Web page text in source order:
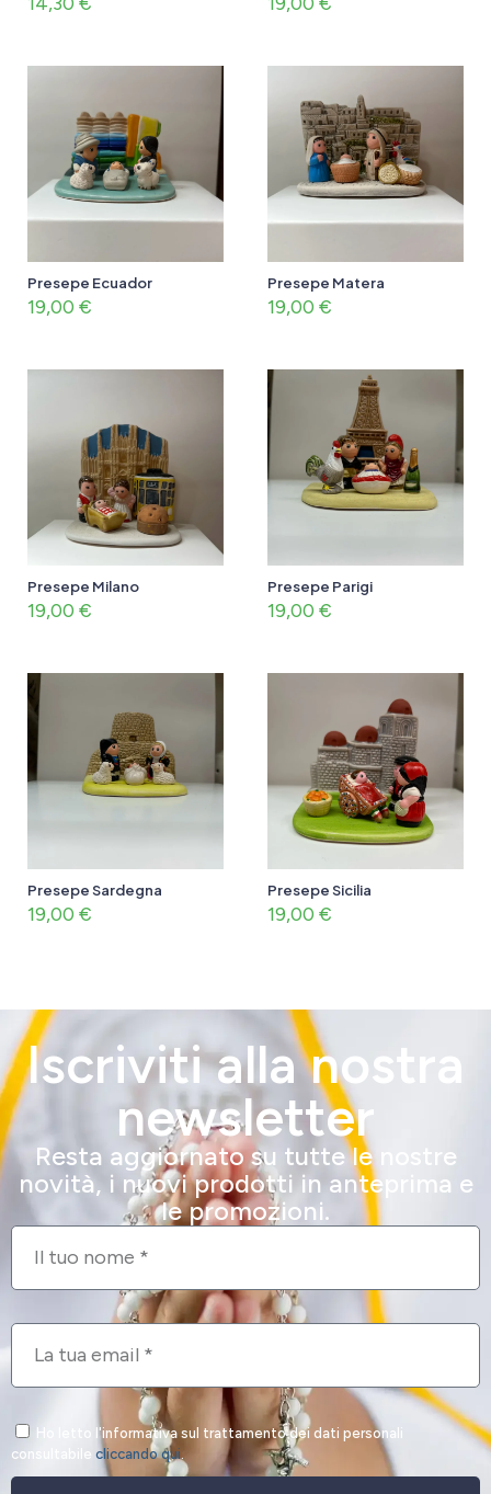
Presepe Ecuador
19,00 €
Presepe Matera
19,00 €
Presepe Milano
19,00 €
Presepe Parigi
19,00 €
Presepe Sardegna
19,00 €
Presepe Sicilia
19,00 €
Iscriviti alla nostra
newsletter
Resta aggiornato su tutte le nostre
novità, i nuovi prodotti in anteprima e
le promozioni.
Ho letto l'informativa sul trattamento dei dati personali
consultabile cliccando qui.